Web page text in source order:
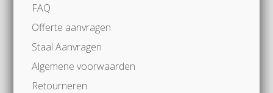
FAQ
Offerte aanvragen
Staal Aanvragen
Algemene voorwaarden
Retourneren